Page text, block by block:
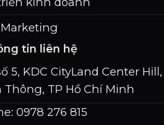
Marketing
tin liên hệ
5, KDC CityLand Center Hill,
TP Hồ Chí Minh
0978 276 815